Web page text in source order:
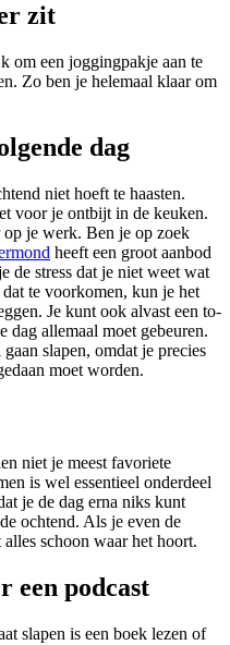
zit
om een joggingpakje aan te
Zo ben je helemaal klaar om
dag
niet hoeft te haasten.
voor je ontbijt in de keuken.
je werk. Ben je op zoek
heeft een groot aanbod
de stress dat je niet weet wat
te voorkomen, kun je het
Je kunt ook alvast een to-
allemaal moet gebeuren.
slapen, omdat je precies
moet worden.
niet je meest favoriete
is wel essentieel onderdeel
je de dag erna niks kunt
ochtend. Als je even de
schoon waar het hoort.
een podcast
slapen is een boek lezen of